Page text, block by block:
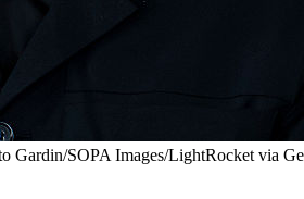
Gardin/SOPA Images/LightRocket via